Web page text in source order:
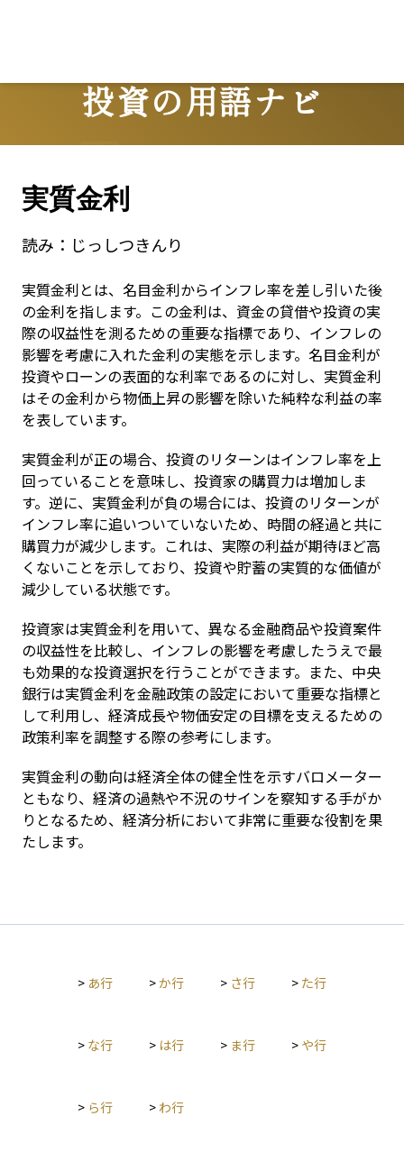
投資の用語ナビ
Terms
実質金利
読み： じっしつきんり
実質金利とは、名目金利からインフレ率を差し引いた後
の金利を指します。この金利は、資金の貸借や投資の実
際の収益性を測るための重要な指標であり、インフレの
影響を考慮に入れた金利の実態を示します。名目金利が
投資やローンの表面的な利率であるのに対し、実質金利
はその金利から物価上昇の影響を除いた純粋な利益の率
を表しています。
実質金利が正の場合、投資のリターンはインフレ率を上
回っていることを意味し、投資家の購買力は増加しま
す。逆に、実質金利が負の場合には、投資のリターンが
インフレ率に追いついていないため、時間の経過と共に
購買力が減少します。これは、実際の利益が期待ほど高
くないことを示しており、投資や貯蓄の実質的な価値が
減少している状態です。
投資家は実質金利を用いて、異なる金融商品や投資案件
の収益性を比較し、インフレの影響を考慮したうえで最
も効果的な投資選択を行うことができます。また、中央
銀行は実質金利を金融政策の設定において重要な指標と
して利用し、経済成長や物価安定の目標を支えるための
政策利率を調整する際の参考にします。
実質金利の動向は経済全体の健全性を示すバロメーター
ともなり、経済の過熱や不況のサインを察知する手がか
りとなるため、経済分析において非常に重要な役割を果
たします。
> あ行 >か行 > さ行 > た行
> な行 > は行 > ま行 > や行
> ら行 > わ行